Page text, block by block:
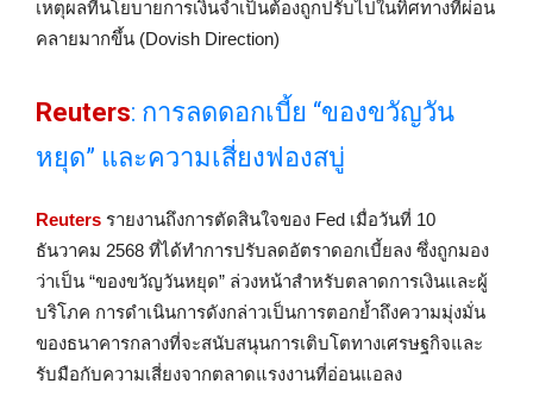
เหตุผลที่นโยบายการเงินจำเป็นต้องถูกปรับไปในทิศทางที่ผ่อน
คลายมากขึ้น (Dovish Direction)
Reuters: การลดดอกเบี้ย “ของขวัญวัน
หยุด” และความเสี่ยงฟองสบู่
Reuters รายงานถึงการตัดสินใจของ Fed เมื่อวันที่ 10
ธันวาคม 2568 ที่ได้ทำการปรับลดอัตราดอกเบี้ยลง ซึ่งถูกมอง
ว่าเป็น “ของขวัญวันหยุด” ล่วงหน้าสำหรับตลาดการเงินและผู้
บริโภค การดำเนินการดังกล่าวเป็นการตอกย้ำถึงความมุ่งมั่น
ของธนาคารกลางที่จะสนับสนุนการเติบโตทางเศรษฐกิจและ
รับมือกับความเสี่ยงจากตลาดแรงงานที่อ่อนแอลง